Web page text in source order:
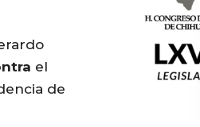
el
de